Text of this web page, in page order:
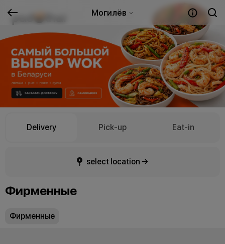
Могилёв
Delivery Pick-up Eat-in
select location →
Фирменные
Фирменные